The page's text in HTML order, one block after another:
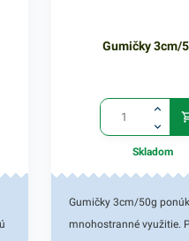
Gumičky 3cm/
Skladom
Gumičky 3cm/50g
mnohostranné využitie.